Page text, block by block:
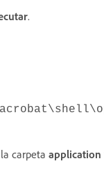
.
carpeta application